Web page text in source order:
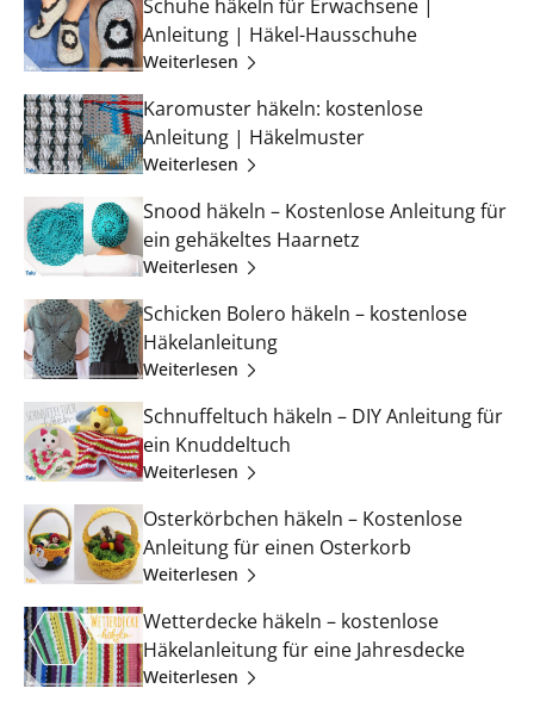
Schuhe häkeln für Erwachsene |
Anleitung | Häkel-Hausschuhe
Weiterlesen
Karomuster häkeln: kostenlose
Anleitung | Häkelmuster
Weiterlesen
Snood häkeln – Kostenlose Anleitung für
ein gehäkeltes Haarnetz
Weiterlesen
Schicken Bolero häkeln – kostenlose
Häkelanleitung
Weiterlesen
Schnuffeltuch häkeln – DIY Anleitung für
ein Knuddeltuch
Weiterlesen
Osterkörbchen häkeln – Kostenlose
Anleitung für einen Osterkorb
Weiterlesen
Wetterdecke häkeln – kostenlose
Häkelanleitung für eine Jahresdecke
Weiterlesen